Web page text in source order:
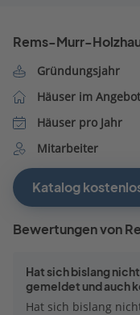
Rems-Murr-
Gründungsjahr
Häuser im Angebot
Häuser pro Jahr
Mitarbeiter
Katalog
Bewertungen von
Hat sich bislang nicht
gemeldet und auch
Hat sich bislang